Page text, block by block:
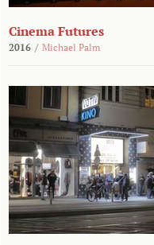
Cinema Futures
2016 / Michael Palm